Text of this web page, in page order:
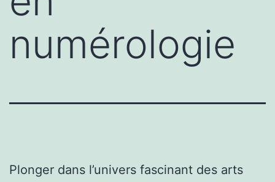
numérologie
Plonger dans l’univers fascinant des arts